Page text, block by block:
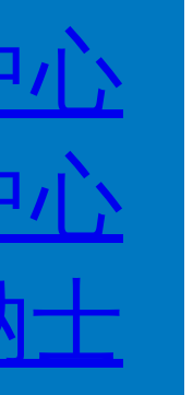
心
心
士